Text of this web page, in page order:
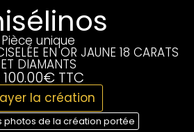
Pièce unique
EN OR JAUNE 18 CARATS
ET DIAMANTS
100.00€ TTC
la création
photos de la création portée